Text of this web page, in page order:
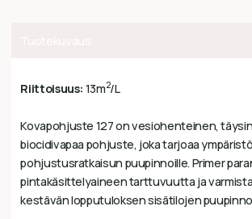
Riittoisuus: 13m2/L
Kovapohjuste 127 on vesiohenteinen,
biocidivapaa pohjuste, joka tarjoaa
pohjustusratkaisun puupinnoille. Primer
pintakäsittelyaineen tarttuvuutta ja
kestävän lopputuloksen sisätilojen